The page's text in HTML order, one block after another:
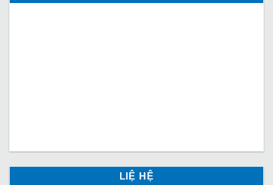
LIỆ HỆ